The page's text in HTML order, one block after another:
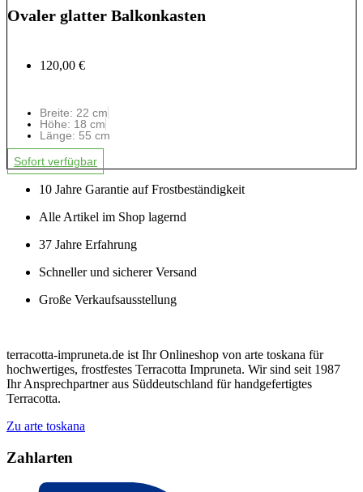
Ovaler glatter Balkonkasten
120,00 €
Breite: 22 cm
Höhe: 18 cm
Länge: 55 cm
Sofort verfügbar
10 Jahre Garantie auf Frostbeständigkeit
Alle Artikel im Shop lagernd
37 Jahre Erfahrung
Schneller und sicherer Versand
Große Verkaufsausstellung
terracotta-impruneta.de ist Ihr Onlineshop von arte toskana für
hochwertiges, frostfestes Terracotta Impruneta. Wir sind seit 1987
Ihr Ansprechpartner aus Süddeutschland für handgefertigtes
Terracotta.
Zu arte toskana
Zahlarten